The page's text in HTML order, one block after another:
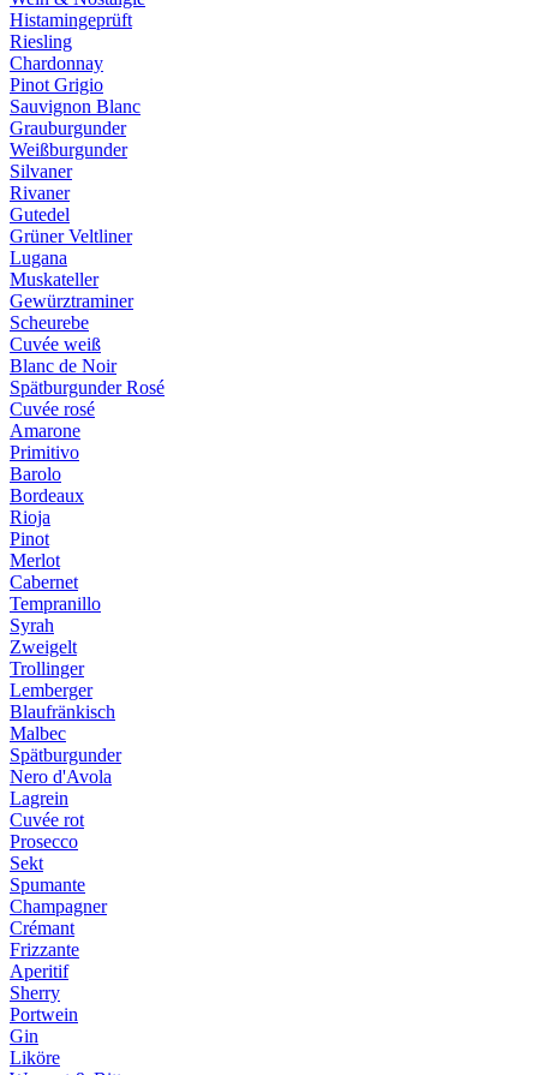
Histamingeprüft
Riesling
Chardonnay
Pinot Grigio
Sauvignon Blanc
Grauburgunder
Weißburgunder
Silvaner
Rivaner
Gutedel
Grüner Veltliner
Lugana
Muskateller
Gewürztraminer
Scheurebe
Cuvée weiß
Blanc de Noir
Spätburgunder Rosé
Cuvée rosé
Amarone
Primitivo
Barolo
Bordeaux
Rioja
Pinot
Merlot
Cabernet
Tempranillo
Syrah
Zweigelt
Trollinger
Lemberger
Blaufränkisch
Malbec
Spätburgunder
Nero d'Avola
Lagrein
Cuvée rot
Prosecco
Sekt
Spumante
Champagner
Crémant
Frizzante
Aperitif
Sherry
Portwein
Gin
Liköre